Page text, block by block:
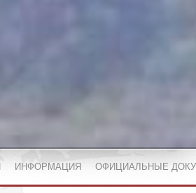
ИНФОРМАЦИЯ ОФИЦИАЛЬНЫЕ